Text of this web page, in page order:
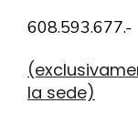
608.593.677.-
la sede)